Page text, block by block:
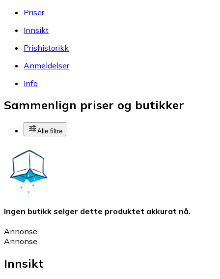
Priser
Innsikt
Prishistorikk
Anmeldelser
Info
Sammenlign priser og butikker
Alle filtre
Ingen butikk selger dette produktet akkurat nå.
Annonse
Annonse
Innsikt